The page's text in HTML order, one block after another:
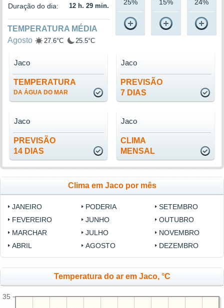
Duração do dia: 12 h. 29 min.
TEMPERATURA MÉDIA
Agosto
27.6°C 25.5°C
25%
15%
24%
TEMPERATURA
DA ÁGUA DO MAR
Jaco
PREVISÃO
7 DIAS
Jaco
PREVISÃO
14 DIAS
Jaco
CLIMA
MENSAL
Jaco
Clima em Jaco por mês
JANEIRO
FEVEREIRO
MARCHAR
ABRIL
PODERIA
JUNHO
JULHO
AGOSTO
SETEMBRO
OUTUBRO
NOVEMBRO
DEZEMBRO
Temperatura do ar em Jaco, °C
35